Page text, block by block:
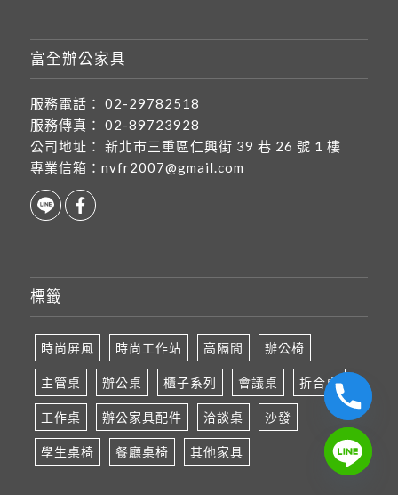
富全辦公家具
服務電話：
02-29782518
服務傳真：
02-89723928
公司地址：
新北市三重區仁興街 39 巷 26 號 1 樓
專業信箱： nvfr2007@gmail.com
標籤
時尚屏風 時尚工作站 高隔間 辦公椅
主管桌 辦公桌 櫃子系列 會議桌 折合桌
工作桌 辦公家具配件 洽談桌 沙發
學生桌椅 餐廳桌椅 其他家具